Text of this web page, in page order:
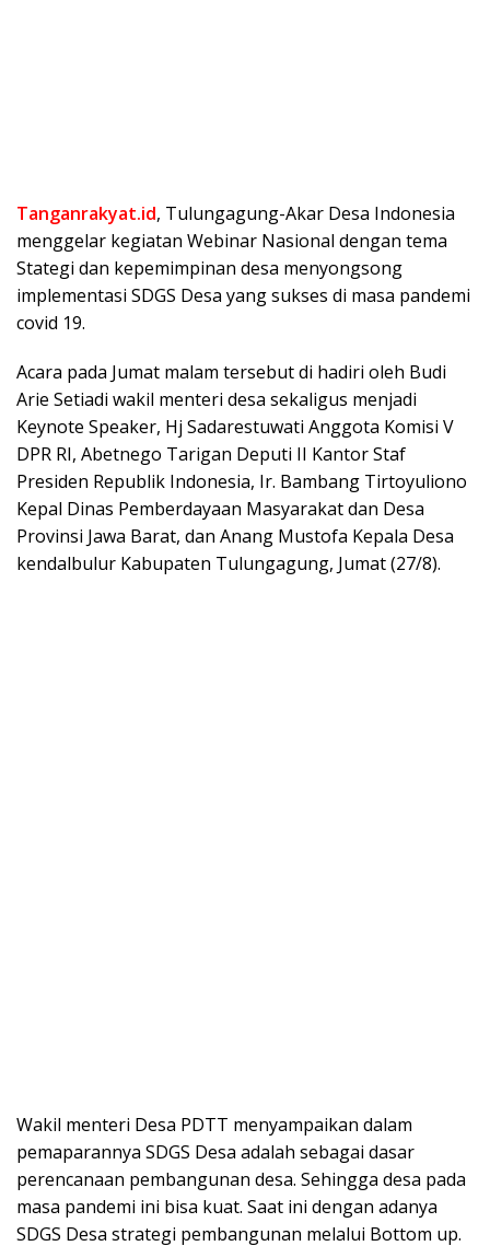
Tanganrakyat.id, Tulungagung-Akar Desa Indonesia
menggelar kegiatan Webinar Nasional dengan tema
Stategi dan kepemimpinan desa menyongsong
implementasi SDGS Desa yang sukses di masa pandemi
covid 19.
Acara pada Jumat malam tersebut di hadiri oleh Budi
Arie Setiadi wakil menteri desa sekaligus menjadi
Keynote Speaker, Hj Sadarestuwati Anggota Komisi V
DPR RI, Abetnego Tarigan Deputi II Kantor Staf
Presiden Republik Indonesia, Ir. Bambang Tirtoyuliono
Kepal Dinas Pemberdayaan Masyarakat dan Desa
Provinsi Jawa Barat, dan Anang Mustofa Kepala Desa
kendalbulur Kabupaten Tulungagung, Jumat (27/8).
Wakil menteri Desa PDTT menyampaikan dalam
pemaparannya SDGS Desa adalah sebagai dasar
perencanaan pembangunan desa. Sehingga desa pada
masa pandemi ini bisa kuat. Saat ini dengan adanya
SDGS Desa strategi pembangunan melalui Bottom up.